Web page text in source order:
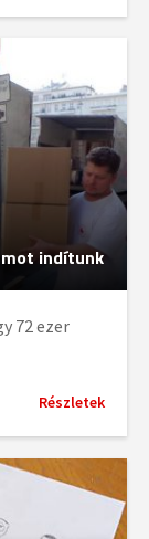
indítunk
72 ezer
Részletek